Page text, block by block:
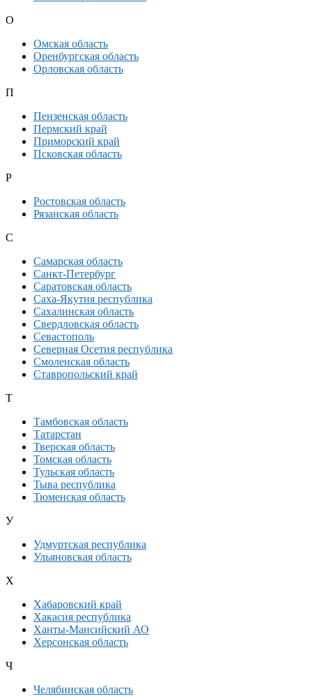
О
Омская область
Оренбургская область
Орловская область
П
Пензенская область
Пермский край
Приморский край
Псковская область
Р
Ростовская область
Рязанская область
С
Самарская область
Санкт-Петербург
Саратовская область
Саха-Якутия республика
Сахалинская область
Свердловская область
Севастополь
Северная Осетия республика
Смоленская область
Ставропольский край
Т
Тамбовская область
Татарстан
Тверская область
Томская область
Тульская область
Тыва республика
Тюменская область
У
Удмуртская республика
Ульяновская область
Х
Хабаровский край
Хакасия республика
Ханты-Мансийский АО
Херсонская область
Ч
Челябинская область